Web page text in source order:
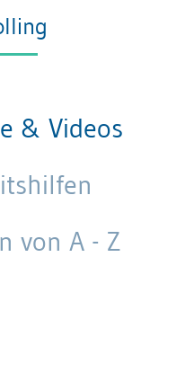
& Videos
von A - Z